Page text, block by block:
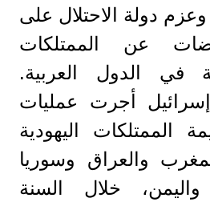
دولة الاحتلال على
عن الممتلكات
في الدول العربية.
أجرت عمليات
الممتلكات اليهودية
والعراق وسوريا
خلال السنة